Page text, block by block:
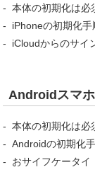
本体の初期化は必
iPhoneの初期化手
iCloudからのサイ
Androidスマ
本体の初期化は必
Androidの初期化
おサイフケータイ